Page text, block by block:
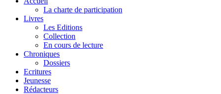
La charte de participation
Livres
Les Editions
Collection
En cours de lecture
Chroniques
Dossiers
Ecritures
Jeunesse
Rédacteurs